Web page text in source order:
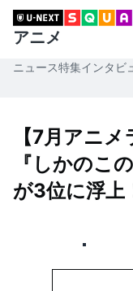
アニメ
ニュース特集インタビ
【7月アニ
『しかのこ
が3位に浮上